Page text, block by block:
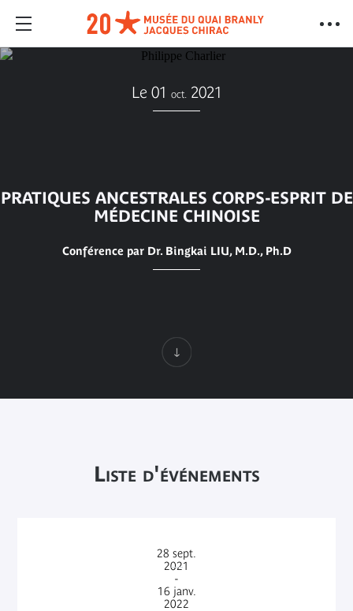
Le 01 oct. 2021
PRATIQUES ANCESTRALES CORPS-ESPRIT DE
MÉDECINE CHINOISE
Conférence par Dr. Bingkai LIU, M.D., Ph.D
Liste d'événements
28 sept.
2021
-
16 janv.
2022